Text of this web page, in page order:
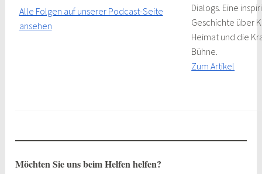
Alle Folgen auf unserer Podcast-Seite
ansehen
Dialogs. Eine
Geschichte über
Heimat und die
Bühne.
Zum Artikel
Möchten Sie uns beim Helfen helfen?